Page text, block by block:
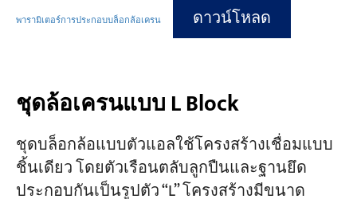
พารามิเตอร์การประกอบบล็อกล้อเครน ดาวน์โหลด
ชุดล้อเครนแบบ L Block
ชุดบล็อกล้อแบบตัวแอลใช้โครงสร้างเชื่อมแบบ
ชิ้นเดียว โดยตัวเรือนตลับลูกปืนและฐานยึด
ประกอบกันเป็นรูปตัว “L” โครงสร้างมีขนาด